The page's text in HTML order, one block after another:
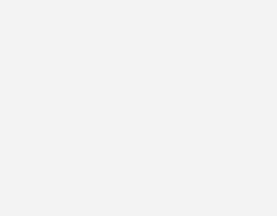
Verbände fordern eine